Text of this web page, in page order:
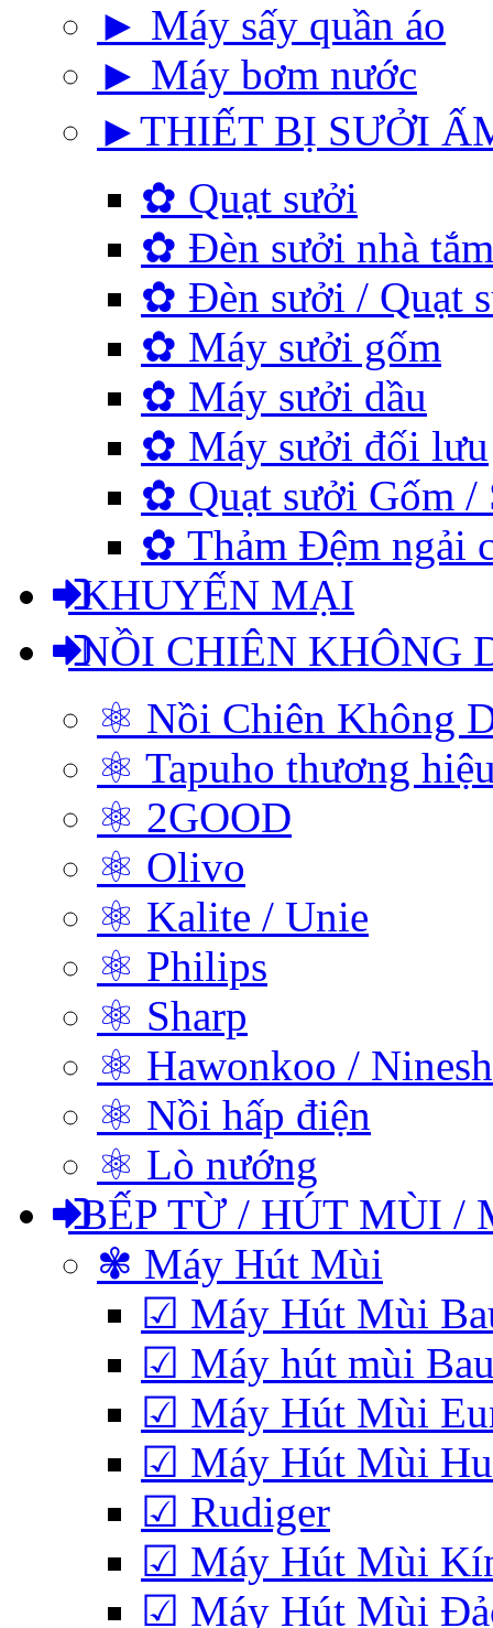
► Máy sấy quần áo
► Máy bơm nước
►THIẾT BỊ SƯỞI
✿ Quạt sưởi
✿ Đèn sưởi nhà tắm
✿ Đèn sưởi / Quạt
✿ Máy sưởi gốm
✿ Máy sưởi dầu
✿ Máy sưởi đối lưu
✿ Quạt sưởi Gốm /
✿ Thảm Đệm ngải
KHUYẾN MẠI
NỒI CHIÊN KHÔNG
⚛ Nồi Chiên Không
⚛ Tapuho thương
⚛ 2GOOD
⚛ Olivo
⚛ Kalite / Unie
⚛ Philips
⚛ Sharp
⚛ Hawonkoo /
⚛ Nồi hấp điện
⚛ Lò nướng
BẾP TỪ / HÚT MÙI /
✾ Máy Hút Mùi
☑ Máy Hút Mùi
☑ Máy hút mùi
☑ Máy Hút Mùi
☑ Máy Hút Mùi
☑ Rudiger
☑ Máy Hút Mùi
☑ Máy Hút Mùi